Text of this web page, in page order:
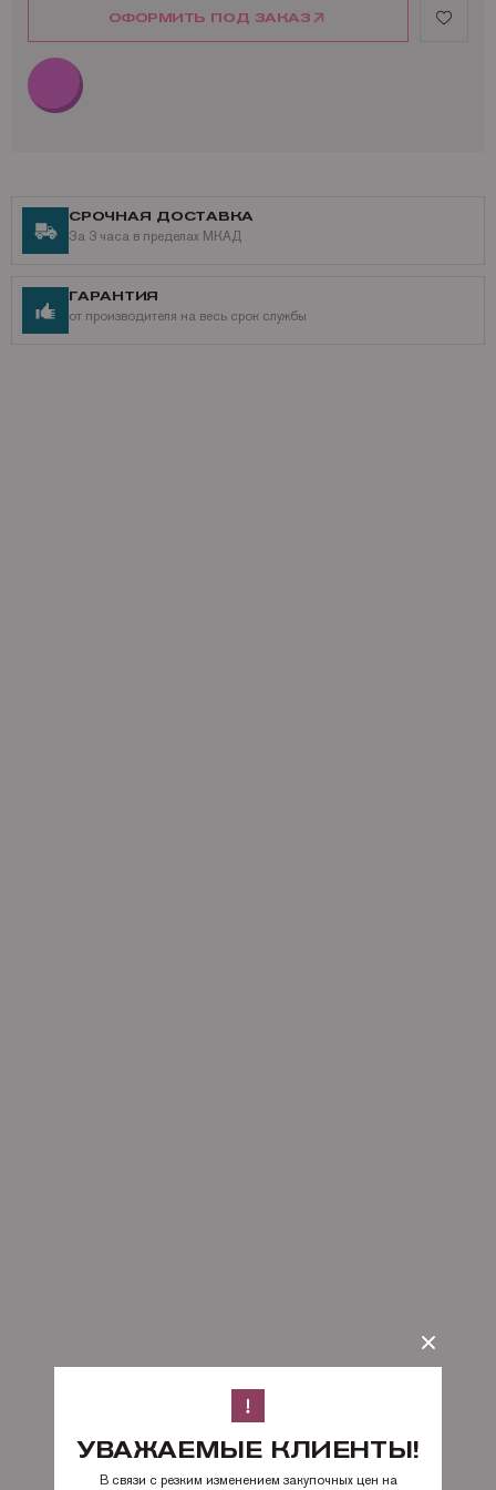
ОФОРМИТЬ ПОД ЗАКАЗ
СРОЧНАЯ ДОСТАВКА
За 3 часа в пределах МКАД
ГАРАНТИЯ
от производителя на весь срок службы
УВАЖАЕМЫЕ КЛИЕНТЫ!
В связи с резким изменением закупочных цен на